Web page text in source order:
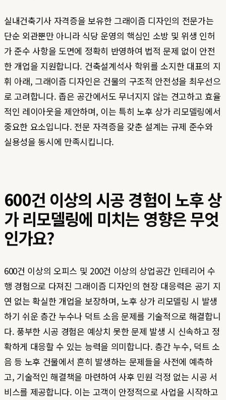
실내건축기사 자격증을 보유한 그래이즘 디자인의 전문가는
단순 외관뿐만 아니라 식당 운영의 핵심인 소방 및 위생 인허
가 준수 사항을 도면에 정확히 반영하여 법적 문제 없이 안전
한 개업을 지원합니다. 건축설계석사 학위를 소지한 대표의 지
휘 아래, 그래이즘 디자인은 건물의 구조적 안전성을 최우선으
로 고려합니다. 좁은 공간에서도 무너지지 않는 견고하고 효율
적인 레이아웃을 제안하며, 이는 특히 노후 상가 리모델링에서
중요한 요소입니다. 전문 자격증을 갖춘 설계는 규제 준수와
실용성을 동시에 만족시킵니다.
600건 이상의 시공 경험이 노후 상
가 리모델링에 미치는 영향은 무엇
인가요?
600건 이상의 오피스 및 200건 이상의 상업공간 인테리어 수
행 경험으로 다져진 그래이즘 디자인의 현장 대응력은 공기 지
연 없는 확실한 개업을 보장하며, 노후 상가 리모델링 시 발생
하기 쉬운 층간 누수나 덕트 소음 문제를 기술적으로 해결합니
다. 풍부한 시공 경험은 예상치 못한 문제 발생 시 신속하고 정
확하게 대응할 수 있는 능력을 의미합니다. 층간 누수, 덕트 소
음 등 노후 건물에서 흔히 발생하는 문제들을 사전에 예측하
고, 기술적인 해결책을 마련하여 사후 민원 걱정 없는 시공 서
비스를 제공합니다. 이는 고객이 안정적으로 사업을 시작하고